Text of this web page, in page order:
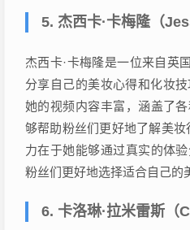
5. 杰西卡·卡梅隆（
杰西卡·卡梅隆是一位来自英
分享自己的美妆心得和化妆技
她的视频内容丰富，涵盖了
够帮助粉丝们更好地了解美妆
力在于她能够通过真实的体
粉丝们更好地选择适合自己的
6. 卡洛琳·拉米雷斯（